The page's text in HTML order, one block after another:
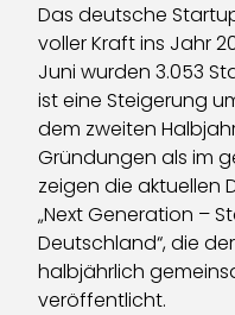
Das deutsche
voller Kraft ins Jahr
Juni wurden 3.053
ist eine Steigerung
dem zweiten
Gründungen als im
zeigen die aktuellen
„Next Generation –
Deutschland“, die
halbjährlich
veröffentlicht.